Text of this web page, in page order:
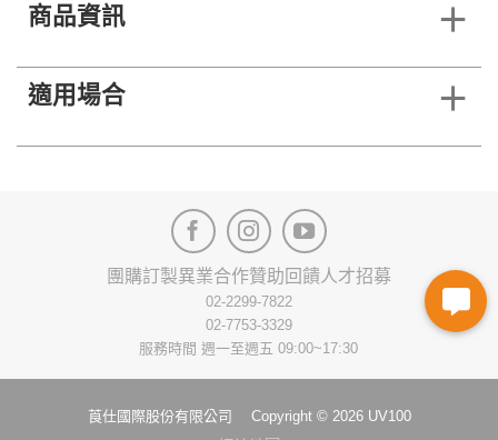
商品資訊
適用場合
團購訂製異業合作贊助回饋人才招募
02-2299-7822
02-7753-3329
服務時間 週一至週五 09:00~17:30
莨仕國際股份有限公司 Copyright © 2026 UV100